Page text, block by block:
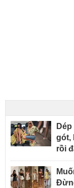
gót,
rồi